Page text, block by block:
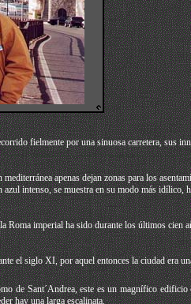
fielmente por una sinuosa carretera, sus
apenas dejan zonas para los
intenso, se muestra en su modo más idílico,
imperial ha sido durante los últimos cien
el siglo XI, por aquel entonces la ciudad era
de Sant´Andrea, este es un magnífico
hay una larga escalinata.